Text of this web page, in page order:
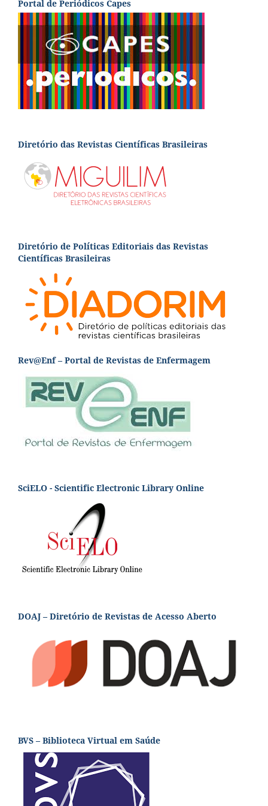
Portal de Periódicos Capes
Diretório das Revistas Científicas Brasileiras
Diretório de Políticas Editoriais das Revistas
Científicas Brasileiras
Rev@Enf – Portal de Revistas de Enfermagem
SciELO - Scientific Electronic Library Online
DOAJ – Diretório de Revistas de Acesso Aberto
BVS – Biblioteca Virtual em Saúde